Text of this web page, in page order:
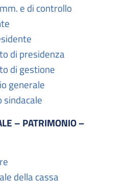
e di controllo
di presidenza
di gestione
generale
sindacale
– PATRIMONIO –
della cassa